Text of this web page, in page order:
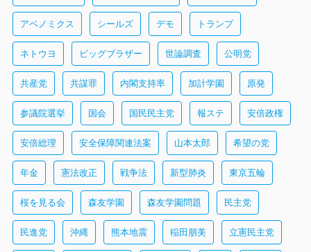
アベノミクス シールズ デモ トランプ
ネトウヨ ビッグブラザー 世論調査 公明党
共産党 共謀罪 内閣支持率 加計学園 原発
参議院選挙 国会 国民民主党 報ステ 安倍政権
安倍総理 安全保障関連法案 山本太郎 希望の党
年金 憲法改正 戦争法 新型肺炎 東京五輪
桜を見る会 森友学園 森友学園問題 民主党
民進党 沖縄 熊本地震 稲田朋美 立憲民主党